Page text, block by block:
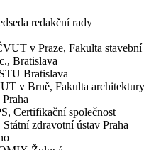
redakční rady
v Praze, Fakulta stavební
Bratislava
Bratislava
v Brně, Fakulta architektury
Certifikační společnost
zdravotní ústav Praha